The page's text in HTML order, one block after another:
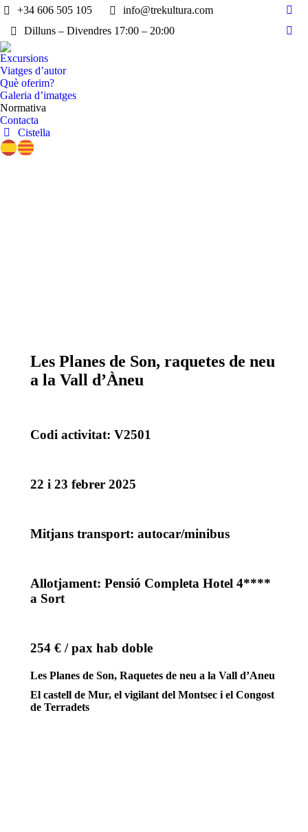
+34 606 505 105
info@trekultura.com
Dilluns – Divendres 17:00 – 20:00
Excursions
Viatges d’autor
Què oferim?
Galeria d’imatges
Normativa
Contacta
Cistella
Les Planes de Son, raquetes de neu
a la Vall d’Àneu
Codi activitat: V2501
22 i 23 febrer 2025
Mitjans transport: autocar/minibus
Allotjament: Pensió Completa Hotel 4****
a Sort
254 € / pax hab doble
Les Planes de Son, Raquetes de neu a la Vall d’Aneu
El castell de Mur, el vigilant del Montsec i el Congost
de Terradets